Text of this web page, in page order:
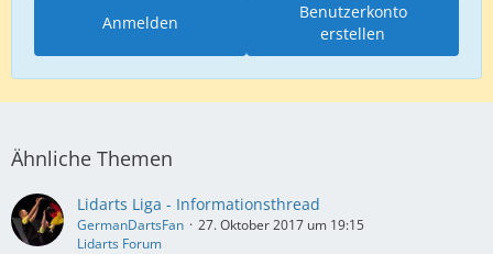
Benutzerkonto
erstellen
Anmelden
Ähnliche Themen
Lidarts Liga - Informationsthread
GermanDartsFan
27. Oktober 2017 um 19:15
Lidarts Forum